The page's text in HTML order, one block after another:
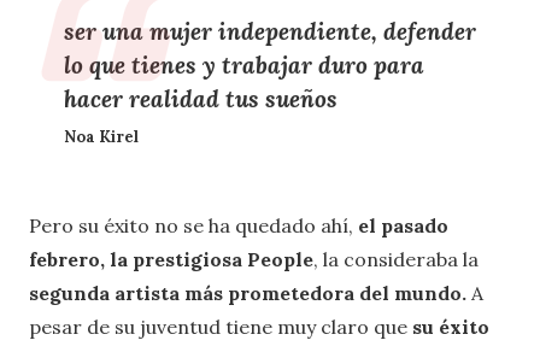
ser una mujer independiente, defender
lo que tienes y trabajar duro para
hacer realidad tus sueños
Noa Kirel
Pero su éxito no se ha quedado ahí, el pasado
febrero, la prestigiosa People, la consideraba la
segunda artista más prometedora del mundo. A
pesar de su juventud tiene muy claro que su éxito